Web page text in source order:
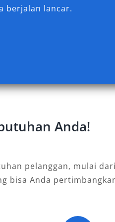
berjalan lancar.
Anda!
pelanggan, mulai
bisa Anda